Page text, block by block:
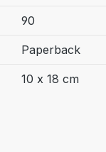
90
Paperback
10 x 18 cm